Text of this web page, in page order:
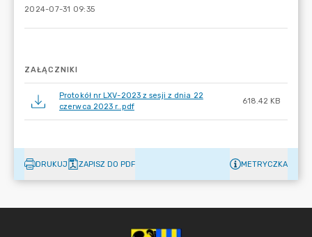
2024-07-31 09:35
ZAŁĄCZNIKI
Protokół nr LXV-2023 z sesji z dnia 22
czerwca 2023 r..pdf
618.42 KB
DRUKUJ ZAPISZ DO PDF METRYCZKA